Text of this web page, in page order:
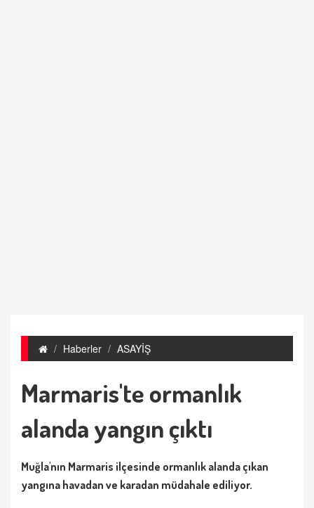
Haberler ASAYİŞ
Marmaris'te ormanlık
alanda yangın çıktı
Muğla'nın Marmaris ilçesinde ormanlık alanda çıkan
yangına havadan ve karadan müdahale ediliyor.